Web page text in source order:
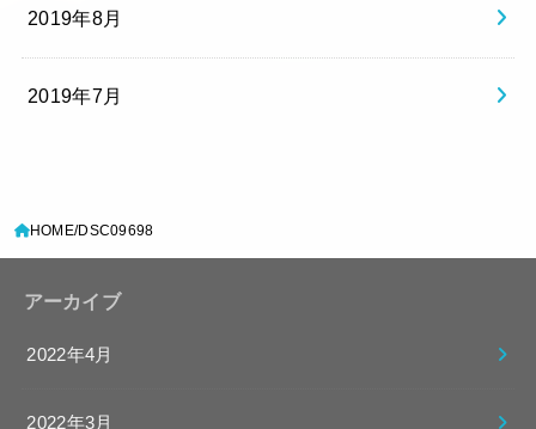
2019年8月
2019年7月
HOME DSC09698
アーカイブ
2022年4月
2022年3月